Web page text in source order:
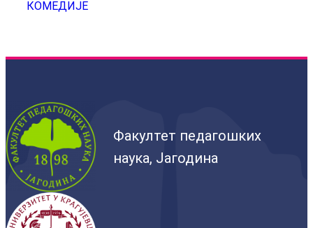
КОМЕДИЈЕ
Факултет педагошких
наука, Јагодина